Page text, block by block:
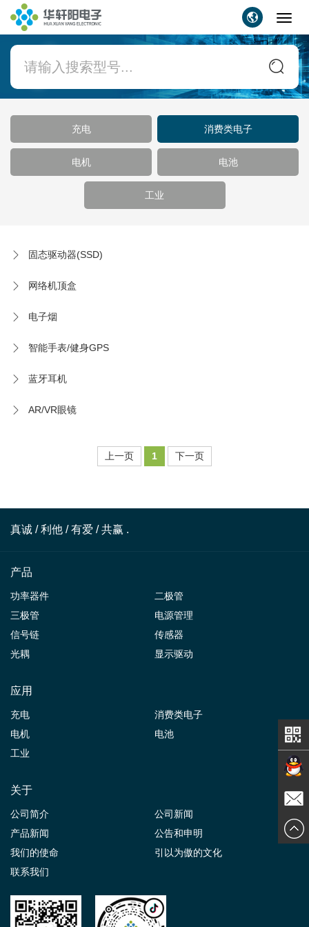
充电 消费类电子
电机 电池
工业
固态驱动器(SSD)
网络机顶盒
电子烟
智能手表/健身GPS
蓝牙耳机
AR/VR眼镜
上一页 1 下一页
真诚 / 利他 / 有爱 / 共赢 .
产品
功率器件
二极管
三极管
电源管理
信号链
传感器
光耦
显示驱动
应用
充电
消费类电子
电机
电池
工业
关于
公司简介
公司新闻
产品新闻
公告和申明
我们的使命
引以为傲的文化
联系我们
在线交
谈
发送邮